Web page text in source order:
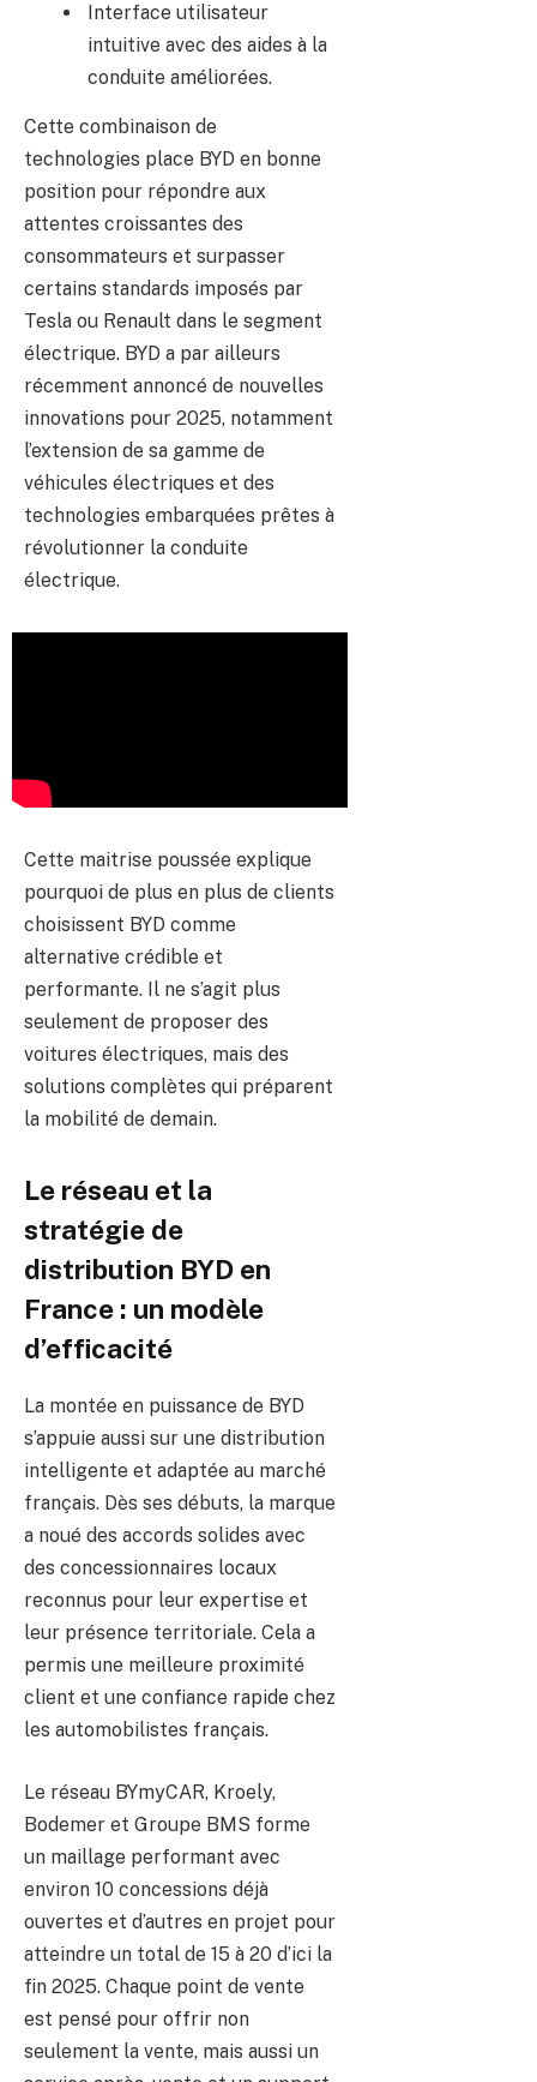
Interface utilisateur
intuitive avec des aides à la
conduite améliorées.
Cette combinaison de
technologies place BYD en bonne
position pour répondre aux
attentes croissantes des
consommateurs et surpasser
certains standards imposés par
Tesla ou Renault dans le segment
électrique. BYD a par ailleurs
récemment annoncé de nouvelles
innovations pour 2025, notamment
l’extension de sa gamme de
véhicules électriques et des
technologies embarquées prêtes à
révolutionner la conduite
électrique.
Cette maitrise poussée explique
pourquoi de plus en plus de clients
choisissent BYD comme
alternative crédible et
performante. Il ne s’agit plus
seulement de proposer des
voitures électriques, mais des
solutions complètes qui préparent
la mobilité de demain.
Le réseau et la
stratégie de
distribution BYD en
France : un modèle
d’efficacité
La montée en puissance de BYD
s’appuie aussi sur une distribution
intelligente et adaptée au marché
français. Dès ses débuts, la marque
a noué des accords solides avec
des concessionnaires locaux
reconnus pour leur expertise et
leur présence territoriale. Cela a
permis une meilleure proximité
client et une confiance rapide chez
les automobilistes français.
Le réseau BYmyCAR, Kroely,
Bodemer et Groupe BMS forme
un maillage performant avec
environ 10 concessions déjà
ouvertes et d’autres en projet pour
atteindre un total de 15 à 20 d’ici la
fin 2025. Chaque point de vente
est pensé pour offrir non
seulement la vente, mais aussi un